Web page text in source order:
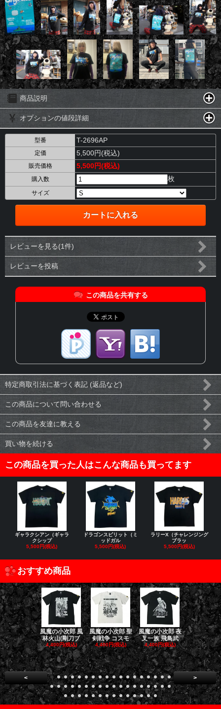
商品説明
オプションの値段詳細
型番 T-2696AP
定価 5,500円(税込)
販売価格 5,500円(税込)
購入数 枚
サイズ
レビューを見る(1件)
レビューを投稿
この商品を共有する
特定商取引法に基づく表記 (返品など)
この商品について問い合わせる
この商品を友達に教える
買い物を続ける
この商品を買った人はこんな商品も買ってます
ギャラクシアン（ギャラ
クシップ
5,500円(税込)
ドラゴンスピリット（ミ
ッドガル
5,500円(税込)
ラリーX（チャレンジング
ブラッ
5,500円(税込)
おすすめ商品
風魔の小次郎 風
林火山(剛刀ブ
4,400円(税込)
風魔の小次郎 聖
剣戦争 コスモ
4,400円(税込)
風魔の小次郎 夜
叉一族 飛鳥武
4,400円(税込)
風魔の小次
魔一族 竜
4,400円(税
< >